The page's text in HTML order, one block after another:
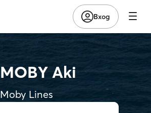
Вход
MOBY Aki
Moby Lines